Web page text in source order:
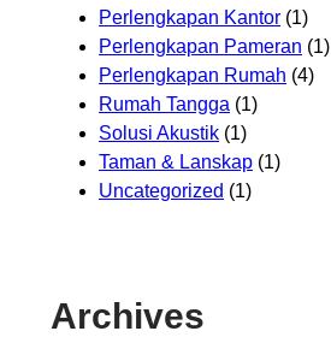
Perlengkapan Kantor (1)
Perlengkapan Pameran (1)
Perlengkapan Rumah (4)
Rumah Tangga (1)
Solusi Akustik (1)
Taman & Lanskap (1)
Uncategorized (1)
Archives